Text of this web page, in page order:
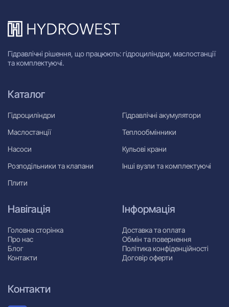
Гідравлічні рішення, що працюють: гідроциліндри, маслостанції
та комплектуючі.
Навігація
Головна сторінка
Про нас
Блог
Контакти
Каталог
Гідроциліндри
Маслостанції
Насоси
Розподільники та клапани
Плити
Гідравлічні акумулятори
Теплообмінники
Кульові крани
Інші вузли та комплектуючі
Інформація
Доставка та оплата
Обмін та повернення
Політика конфіденційності
Договір оферти
Контакти